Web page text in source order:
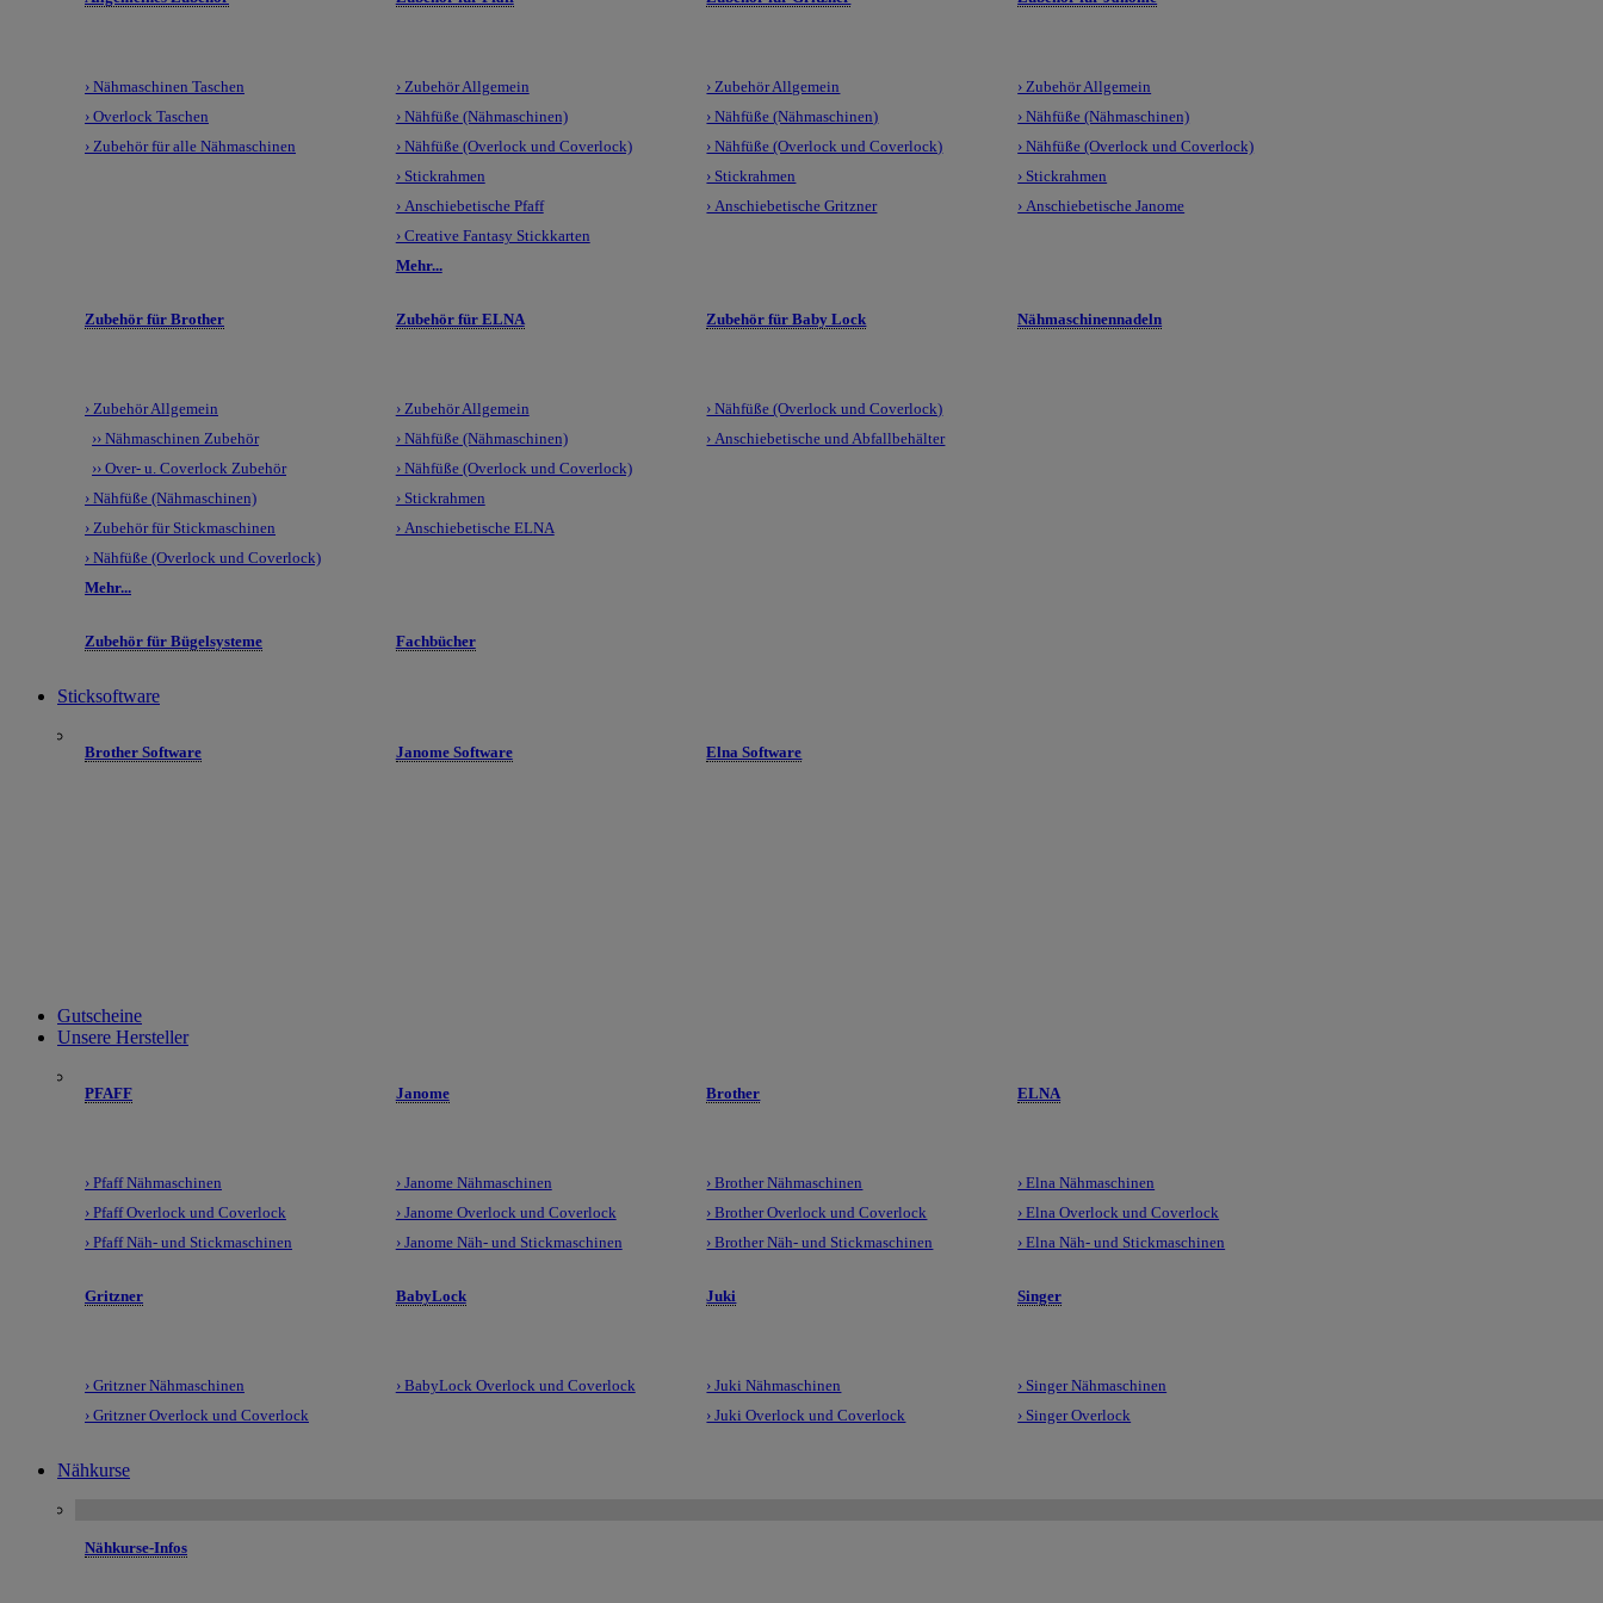
› Nähmaschinen Taschen
› Overlock Taschen
› Zubehör für alle Nähmaschinen
› Zubehör Allgemein
› Nähfüße (Nähmaschinen)
› Nähfüße (Overlock und Coverlock)
› Stickrahmen
› Anschiebetische Pfaff
› Creative Fantasy Stickkarten
Mehr...
› Zubehör Allgemein
› Nähfüße (Nähmaschinen)
› Nähfüße (Overlock und Coverlock)
› Stickrahmen
› Anschiebetische Gritzner
› Zubehör Allgemein
› Nähfüße (Nähmaschinen)
› Nähfüße (Overlock und Coverlock)
› Stickrahmen
› Anschiebetische Janome
Zubehör für Brother
› Zubehör Allgemein
›› Nähmaschinen Zubehör
›› Over- u. Coverlock Zubehör
› Nähfüße (Nähmaschinen)
› Zubehör für Stickmaschinen
› Nähfüße (Overlock und Coverlock)
Mehr...
Zubehör für ELNA
› Zubehör Allgemein
› Nähfüße (Nähmaschinen)
› Nähfüße (Overlock und Coverlock)
› Stickrahmen
› Anschiebetische ELNA
Zubehör für Baby Lock
› Nähfüße (Overlock und Coverlock)
› Anschiebetische und Abfallbehälter
Nähmaschinennadeln
Zubehör für Bügelsysteme Fachbücher
Sticksoftware
Brother Software Janome Software Elna Software
Gutscheine
Unsere Hersteller
PFAFF
› Pfaff Nähmaschinen
› Pfaff Overlock und Coverlock
› Pfaff Näh- und Stickmaschinen
Janome
› Janome Nähmaschinen
› Janome Overlock und Coverlock
› Janome Näh- und Stickmaschinen
Brother
› Brother Nähmaschinen
› Brother Overlock und Coverlock
› Brother Näh- und Stickmaschinen
ELNA
› Elna Nähmaschinen
› Elna Overlock und Coverlock
› Elna Näh- und Stickmaschinen
Gritzner
› Gritzner Nähmaschinen
› Gritzner Overlock und Coverlock
BabyLock
› BabyLock Overlock und Coverlock
Juki
› Juki Nähmaschinen
› Juki Overlock und Coverlock
Singer
› Singer Nähmaschinen
› Singer Overlock
Nähkurse
Nähkurse-Infos